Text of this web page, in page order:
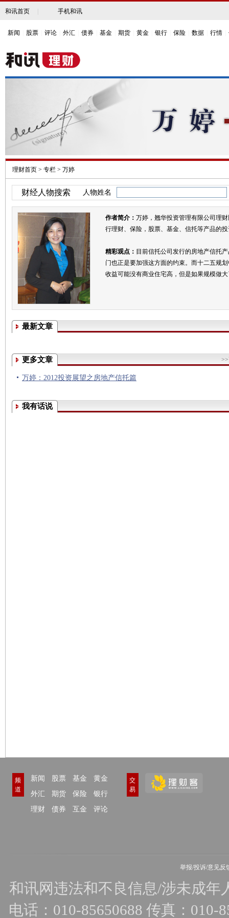
和讯首页 手机和讯
新闻 股票 评论 外汇 债券 基金 期货 黄金 银行 保险 数据 行情
理财首页 > 专栏 > 万婷
财经人物搜索 人物姓名
作者简介： 万婷，翘华投资管理有限公司理
行理财、保险，股票、基金、信托等产品的
精彩观点： 目前信托公司发行的房地产信托
门也正是要加强这方面的约束。而十二五规
收益可能没有商业住宅高，但是如果规模做
最新文章
更多文章
万婷：2012投资展望之房地产信托篇
我有话说
频
道
新闻 股票 基金
黄金
外汇
期货 保险
银行
理财
债券 互金 评论
交
易
举报/投诉/意见反
和讯网违法和不良信息/涉未成年
电话：010-85650688 传真：010-